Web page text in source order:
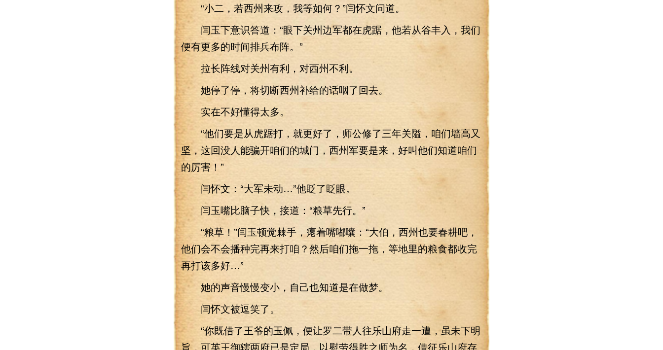
“小二，若西州来攻，我等如何？”闫怀文问道。
闫玉下意识答道：“眼下关州边军都在虎踞，他若从谷丰入，我们
便有更多的时间排兵布阵。”
拉长阵线对关州有利，对西州不利。
她停了停，将切断西州补给的话咽了回去。
实在不好懂得太多。
“他们要是从虎踞打，就更好了，师公修了三年关隘，咱们墙高又
坚，这回没人能骗开咱们的城门，西州军要是来，好叫他们知道咱们
的厉害！”
闫怀文：“大军未动…”他眨了眨眼。
闫玉嘴比脑子快，接道：“粮草先行。”
“粮草！”闫玉顿觉棘手，瘪着嘴嘟囔：“大伯，西州也要春耕吧，
他们会不会播种完再来打咱？然后咱们拖一拖，等地里的粮食都收完
再打该多好…”
她的声音慢慢变小，自己也知道是在做梦。
闫怀文被逗笑了。
“你既借了王爷的玉佩，便让罗二带人往乐山府走一遭，虽未下明
旨，可英王御辖两府已是定局，以慰劳得胜之师为名，借征乐山府存